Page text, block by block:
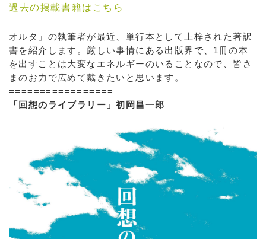
過去の掲載書籍はこちら
オルタ」の執筆者が最近、単行本として上梓された著訳
書を紹介します。厳しい事情にある出版界で、1冊の本
を出すことは大変なエネルギーのいることなので、皆さ
まのお力で広めて戴きたいと思います。
=================
「回想のライブラリー」初岡昌一郎